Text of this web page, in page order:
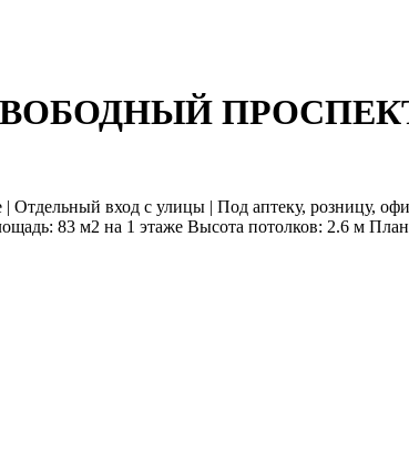
Отдельный вход с улицы | Под аптеку, розницу,
83 м2 на 1 этаже Высота потолков: 2.6 м